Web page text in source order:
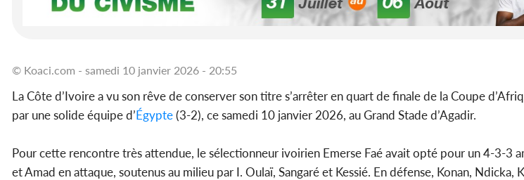
© Koaci.com - samedi 10 janvier 2026 - 20:55
La Côte d’Ivoire a vu son rêve de conserver son titre s’arrêter en quart de finale de la Coupe
par une solide équipe d’Égypte(3-2), ce samedi 10 janvier 2026, au Grand Stade d’Agadir.
Pour cette rencontre très attendue, le sélectionneur ivoirien Emerse Faé avait opté pour un 4-3-3
et Amad en attaque, soutenus au milieu par I. Oulaï, Sangaré et Kessié. En défense, Konan, Ndicka,